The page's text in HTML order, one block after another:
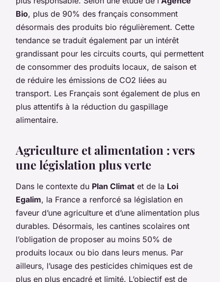
Bio, plus de 90% des français consomment
désormais des produits bio régulièrement. Cette
tendance se traduit également par un intérêt
grandissant pour les circuits courts, qui permettent
de consommer des produits locaux, de saison et
de réduire les émissions de CO2 liées au
transport. Les Français sont également de plus en
plus attentifs à la réduction du gaspillage
alimentaire.
Agriculture et alimentation : vers
une législation plus verte
Dans le contexte du Plan Climat et de la Loi
Egalim, la France a renforcé sa législation en
faveur d’une agriculture et d’une alimentation plus
durables. Désormais, les cantines scolaires ont
l’obligation de proposer au moins 50% de
produits locaux ou bio dans leurs menus. Par
ailleurs, l’usage des pesticides chimiques est de
plus en plus encadré et limité. L’objectif est de